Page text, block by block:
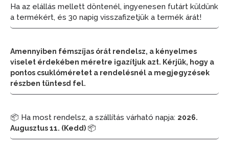
Ha az elállás mellett döntenél, ingyenesen futárt küldünk
a termékért, és 30 napig visszafizetjük a termék árát!
Amennyiben fémszíjas órát rendelsz, a kényelmes
viselet érdekében méretre igazítjuk azt. Kérjük, hogy a
pontos csuklóméretet a rendelésnél a megjegyzések
részben tüntesd fel.
📦 Ha most rendelsz, a szállítás várható napja: 2026.
Augusztus 11. (Kedd) 📦